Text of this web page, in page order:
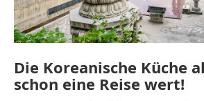
Die Koreanische Küche
schon eine Reise wert!